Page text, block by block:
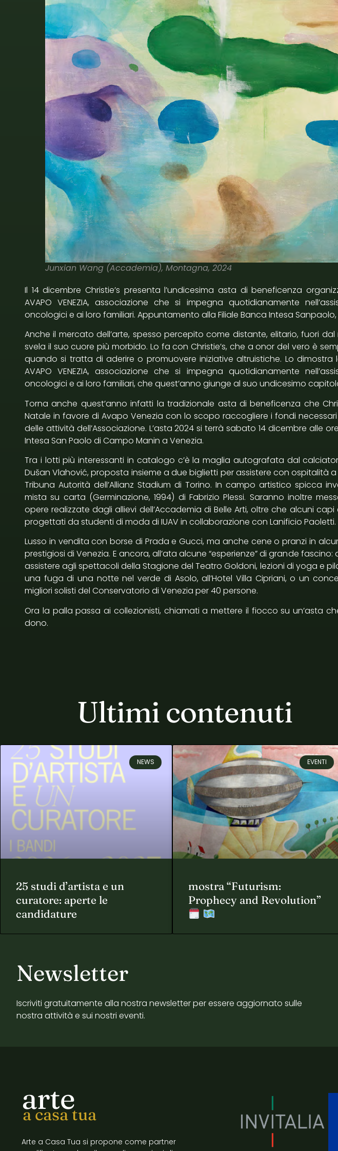
Junxian Wang (Accademia), Montagna, 2024
Il 14 dicembre Christie’s presenta l’undicesima asta di beneficenza
AVAPO VENEZIA, associazione che si impegna quotidianamente
oncologici e ai loro familiari. Appuntamento alla Filiale Banca Intesa
Anche il mercato dell’arte, spesso percepito come distante, elitario, fuori
svela il suo cuore più morbido. Lo fa con Christie’s, che a onor del vero è
quando si tratta di aderire o promuovere iniziative altruistiche. Lo dimostra
AVAPO VENEZIA, associazione che si impegna quotidianamente
oncologici e ai loro familiari, che quest’anno giunge al suo undicesimo
Torna anche quest’anno infatti la tradizionale asta di beneficenza che
Natale in favore di Avapo Venezia con lo scopo raccogliere i fondi
delle attività dell’Associazione. L’asta 2024 si terrà sabato 14 dicembre alle ore
Intesa San Paolo di Campo Manin a Venezia.
Tra i lotti più interessanti in catalogo c’è la maglia autografata dal
Dušan Vlahović, proposta insieme a due biglietti per assistere con ospitalità
Tribuna Autorità dell’Allianz Stadium di Torino. In campo artistico spicca
mista su carta (Germinazione, 1994) di Fabrizio Plessi. Saranno inoltre
opere realizzate dagli allievi dell’Accademia di Belle Arti, oltre che alcuni
progettati da studenti di moda di IUAV in collaborazione con Lanificio Paoletti.
Lusso in vendita con borse di Prada e Gucci, ma anche cene o pranzi in
prestigiosi di Venezia. E ancora, all’ata alcune “esperienze” di grande
assistere agli spettacoli della Stagione del Teatro Goldoni, lezioni di yoga e
una fuga di una notte nel verde di Asolo, all’Hotel Villa Cipriani, o un
migliori solisti del Conservatorio di Venezia per 40 persone.
Ora la palla passa ai collezionisti, chiamati a mettere il fiocco su un’asta
dono.
Ultimi contenuti
NEWS
25 studi d’artista e un
curatore: aperte le
candidature
EVENTI
mostra “Futurism:
Prophecy and Revolution”
Newsletter
Iscriviti gratuitamente alla nostra newsletter per essere aggiornato sulle
nostra attività e sui nostri eventi.
arte
a casa tua
Arte a Casa Tua si propone come partner